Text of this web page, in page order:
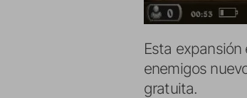
Esta
enemigos
gratuita.